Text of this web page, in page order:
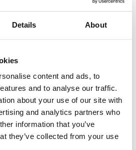
Details About
content and ads, to
and to analyse our traffic.
about your use of our site with
and analytics partners who
information that you’ve
they’ve collected from your use
ultra-haute précision a
impact transformateur sur
Il répond aux critères stricts
Impulse, démontrant des
et économiques